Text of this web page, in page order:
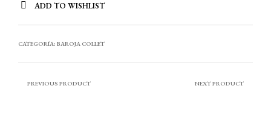
ADD TO WISHLIST
CATEGORÍA: BAROJA COLLET
PREVIOUS PRODUCT NEXT PRODUCT